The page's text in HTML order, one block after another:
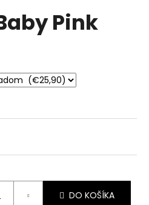
Pink
DO KOŠÍKA